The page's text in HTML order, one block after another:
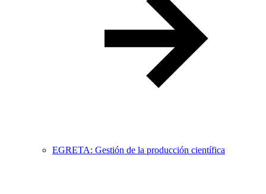
EGRETA: Gestión de la producción científica